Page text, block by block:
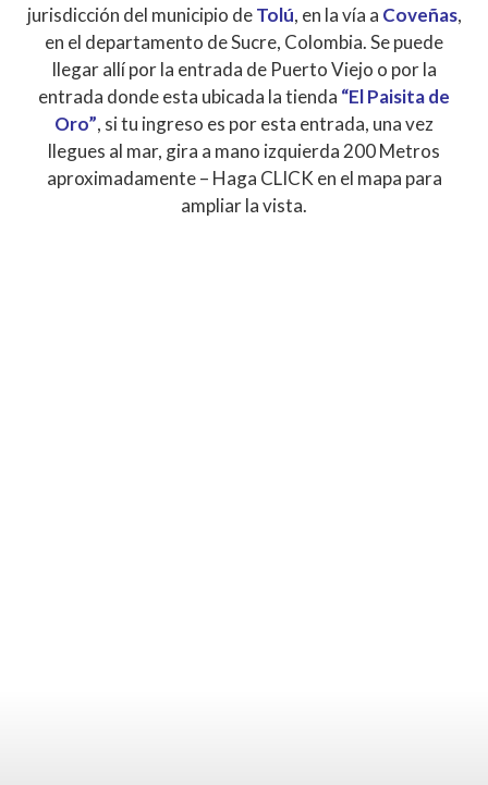
jurisdicción del municipio deTolú, en la vía a Coveñas,
en el departamento de Sucre, Colombia. Se puede
llegar allí por la entrada de Puerto Viejo o por la
entrada donde esta ubicada la tienda “El Paisita de
Oro”, si tu ingreso es por esta entrada, una vez
llegues al mar, gira a mano izquierda 200 Metros
aproximadamente – Haga CLICK en el mapa para
ampliar la vista.